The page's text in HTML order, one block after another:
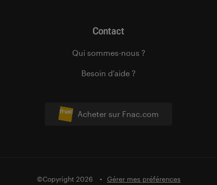
Acheter sur Fnac.com
Contact
Qui sommes-nous ?
Besoin d’aide ?
©Copyright 2026 Gérer mes préférences